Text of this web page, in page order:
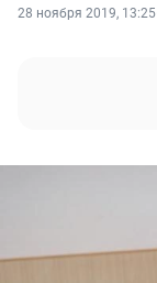
28 ноября 2019, 13:25